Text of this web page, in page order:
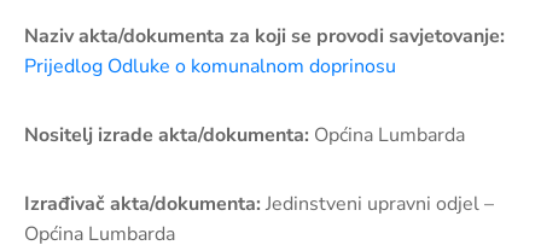
Naziv akta/dokumenta za koji se provodi savjetovanje:
Prijedlog Odluke o komunalnom doprinosu
Nositelj izrade akta/dokumenta: Općina Lumbarda
Izrađivač akta/dokumenta: Jedinstveni upravni odjel –
Općina Lumbarda